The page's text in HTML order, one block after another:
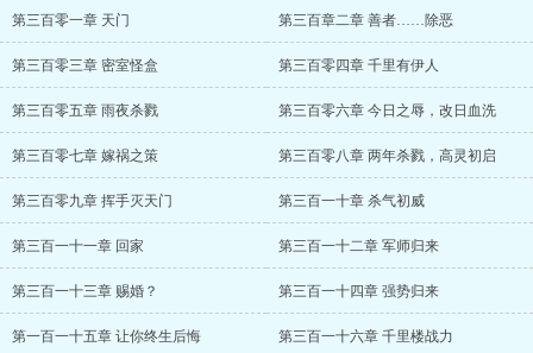
第三百零一章 天门 第三百章二章 善者……除恶
第三百零三章 密室怪盒 第三百零四章 千里有伊人
第三百零五章 雨夜杀戮 第三百零六章 今日之辱，改日血洗
第三百零七章 嫁祸之策 第三百零八章 两年杀戮，高灵初启
第三百零九章 挥手灭天门 第三百一十章 杀气初威
第三百一十一章 回家 第三百一十二章 军师归来
第三百一十三章 赐婚？ 第三百一十四章 强势归来
第一百一十五章 让你终生后悔 第三百一十六章 千里楼战力